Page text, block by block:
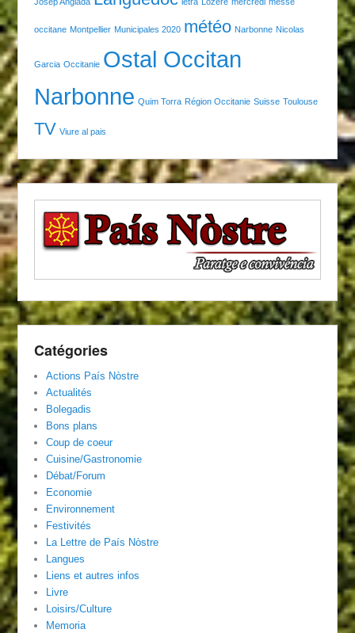
occitane Montpellier Municipales 2020 météo Narbonne Nicolas
Garcia Occitanie Ostal Occitan
Narbonne Quim Torra Région Occitanie Suisse Toulouse
TV Viure al pais
Catégories
Actions País Nòstre
Actualités
Bolegadis
Bons plans
Coup de coeur
Cuisine/Gastronomie
Débat/Forum
Economie
Environnement
Festivités
La Lettre de País Nòstre
Langues
Liens et autres infos
Livre
Loisirs/Culture
Memoria